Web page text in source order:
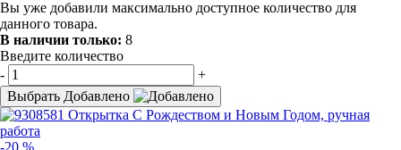
Вы уже добавили максимально доступное количество для
данного товара.
В наличии только: 8
Введите количество
-
+
Выбрать Добавлено
-20 %